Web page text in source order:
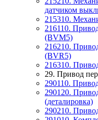
датчиком
215310.
216110.
(BVM5)
216210.
(BVR5)
216310.
29. Привод
290110.
290120.
(деталировка)
290210.